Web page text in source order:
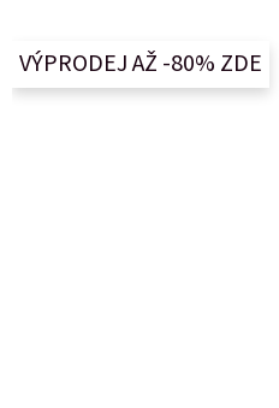
VÝPRODEJ AŽ -80% ZDE